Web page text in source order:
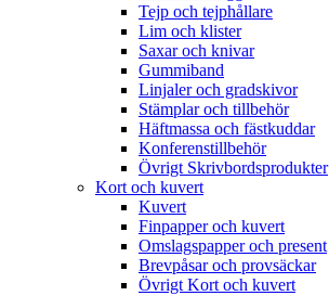
Tejp och tejphållare
Lim och klister
Saxar och knivar
Gummiband
Linjaler och gradskivor
Stämplar och tillbehör
Häftmassa och fästkuddar
Konferenstillbehör
Övrigt Skrivbordsprodukter
Kort och kuvert
Kuvert
Finpapper och kuvert
Omslagspapper och present
Brevpåsar och provsäckar
Övrigt Kort och kuvert